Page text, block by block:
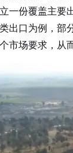
份覆盖主要出
出口为例，
市场要求，从